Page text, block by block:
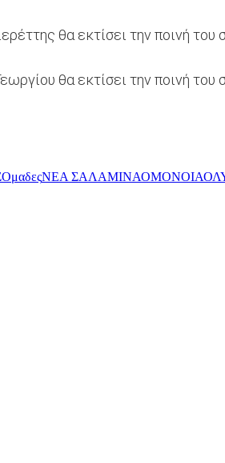
θα εκτίσει την ποινή
θα εκτίσει την ποινή
ΟμαδεςΝΕΑ ΣΑΛΑΜΙΝΑΟΜΟΝΟΙΑ